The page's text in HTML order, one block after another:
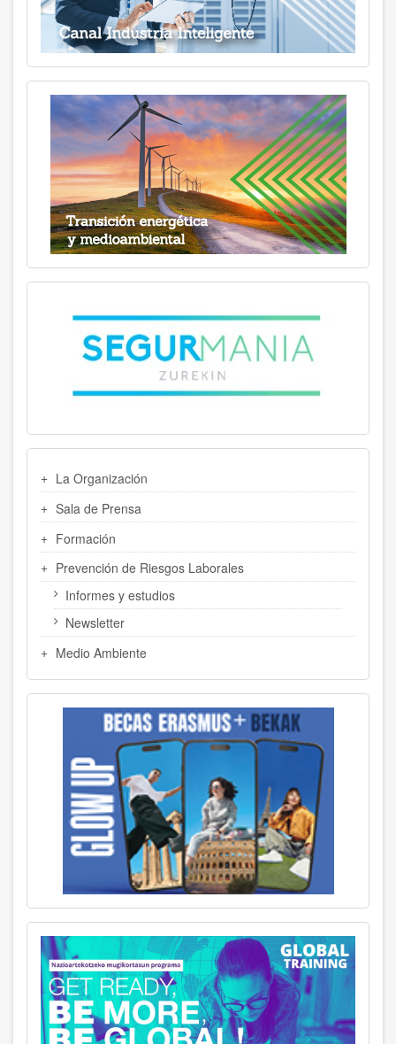
LATERAL
La Organización
Sala de Prensa
Formación
Prevención de Riesgos Laborales
Informes y estudios
Newsletter
Medio Ambiente